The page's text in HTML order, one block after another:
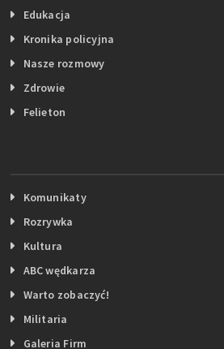
Edukacja
Kronika policyjna
Nasze rozmowy
Zdrowie
Felieton
Komunikaty
Rozrywka
Kultura
ABC wędkarza
Warto zobaczyć!
Militaria
Galeria Firm